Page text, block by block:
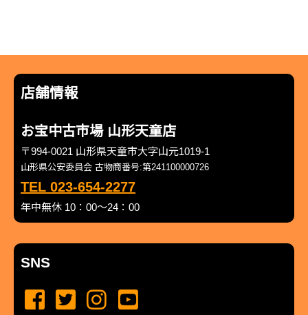
店舗情報
お宝中古市場 山形天童店
〒994-0021 山形県天童市大字山元1019-1
山形県公安委員会 古物商番号:第241100000726
TEL 023-654-2277
年中無休 10：00～24：00
SNS